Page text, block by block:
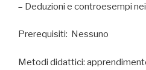
– Deduzioni e controesempi
Prerequisiti: Nessuno
Metodi didattici: